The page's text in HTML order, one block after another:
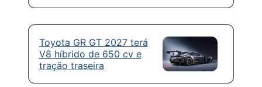
Toyota GR GT 2027 terá
V8 híbrido de 650 cv e
tração traseira